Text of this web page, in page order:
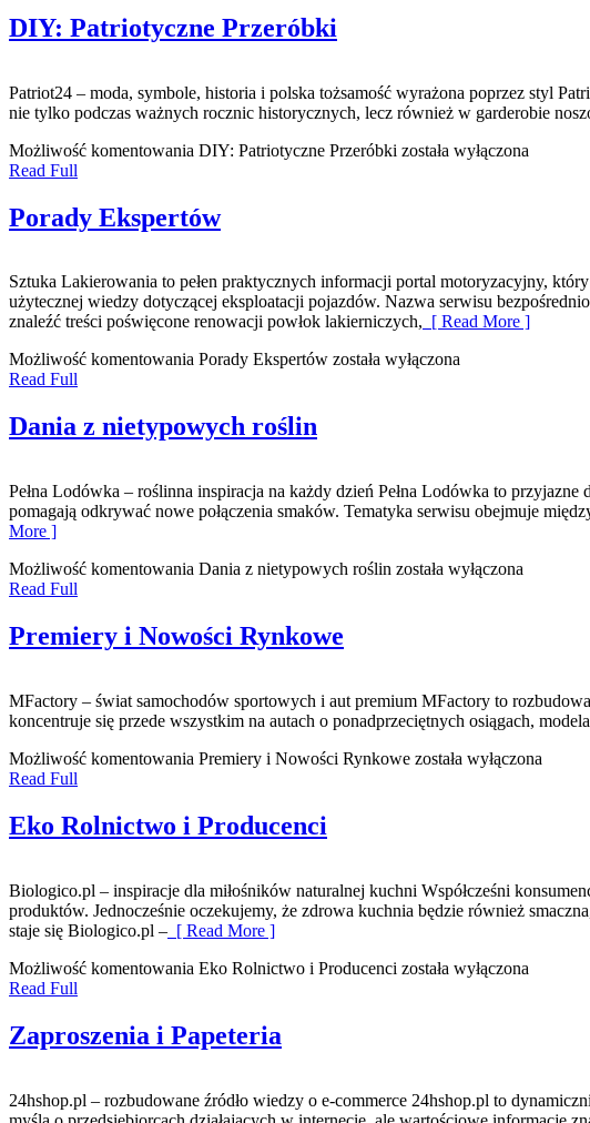
DIY: Patriotyczne Przeróbki
Patriot24 – moda, symbole, historia i polska tożsamość wyrażona poprzez styl
nie tylko podczas ważnych rocznic historycznych, lecz również w garderobie
Możliwość komentowania DIY: Patriotyczne Przeróbki została wyłączona
Read Full
Porady Ekspertów
Sztuka Lakierowania to pełen praktycznych informacji portal motoryzacyjny,
użytecznej wiedzy dotyczącej eksploatacji pojazdów. Nazwa serwisu
znaleźć treści poświęcone renowacji powłok lakierniczych, [ Read More ]
Możliwość komentowania Porady Ekspertów została wyłączona
Read Full
Dania z nietypowych roślin
Pełna Lodówka – roślinna inspiracja na każdy dzień Pełna Lodówka to
pomagają odkrywać nowe połączenia smaków. Tematyka serwisu obejmuje
More ]
Możliwość komentowania Dania z nietypowych roślin została wyłączona
Read Full
Premiery i Nowości Rynkowe
MFactory – świat samochodów sportowych i aut premium MFactory to
koncentruje się przede wszystkim na autach o ponadprzeciętnych osiągach,
Możliwość komentowania Premiery i Nowości Rynkowe została wyłączona
Read Full
Eko Rolnictwo i Producenci
Biologico.pl – inspiracje dla miłośników naturalnej kuchni Współcześni
produktów. Jednocześnie oczekujemy, że zdrowa kuchnia będzie również
staje się Biologico.pl – [ Read More ]
Możliwość komentowania Eko Rolnictwo i Producenci została wyłączona
Read Full
Zaproszenia i Papeteria
24hshop.pl – rozbudowane źródło wiedzy o e-commerce 24hshop.pl to